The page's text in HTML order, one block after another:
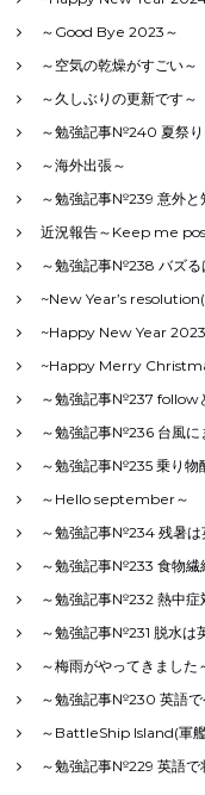
～Good Bye 2023～
～空気の乾燥がすごい～
～久しぶりの更新です～
～勉強記事№240 夏祭り
～海外出張～
～勉強記事№239 意外と
近況報告～Keep me
～勉強記事№238 バズる
~New Year’s
~Happy New Year
~Happy Merry
～勉強記事№237 follow
～勉強記事№236 台風に
～勉強記事№235 乗り物
～Hello september～
～勉強記事№234 残暑は
～勉強記事№233 食物繊
～勉強記事№232 熱中症
～勉強記事№231 脱水は
～梅雨がやってきました
～勉強記事№230 英語で
～BattleShip Island(軍
～勉強記事№229 英語で